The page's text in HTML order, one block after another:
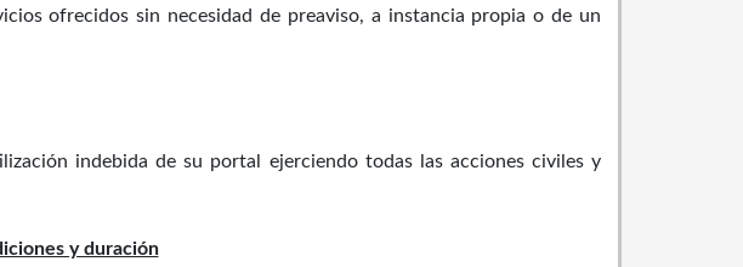
ofrecidos sin necesidad de preaviso, a instancia propia o de un
indebida de su portal ejerciendo todas las acciones civiles y
y duración